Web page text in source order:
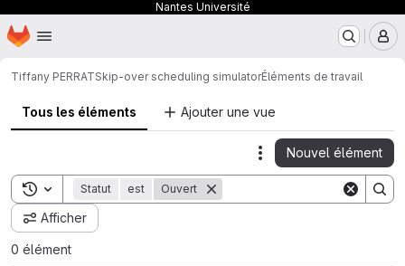
Nantes Université
Passer au contenu principal
Page d'accueil
Tiffany PERRATSkip-over scheduling simulatorÉléments de travail
Tous les éléments Ajouter une vue
Actions
Nouvel élément
Toggle search history
Statut est Ouvert
Afficher
0 élément